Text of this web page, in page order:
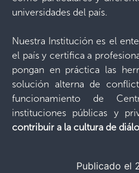
universidades del país.
Nuestra Institución es el
el país y certifica a
pongan en práctica las
solución alterna de
funcionamiento de
instituciones públicas y
contribuir a la cultura de
Publicado el